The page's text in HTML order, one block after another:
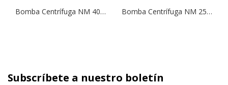
Bomba Centrífuga NM 40-16B | 4,0 HP | 380 V. Bomba Centrífuga NM 25/160A | 2,0 HP | 380 V.
Subscríbete a nuestro boletín